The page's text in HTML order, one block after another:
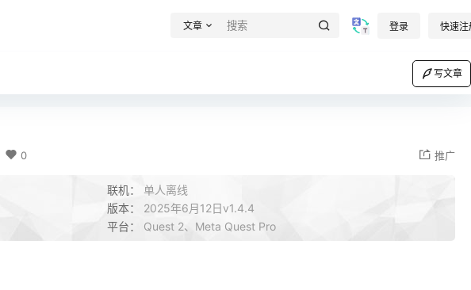
文章 登录 快速注
写文章
0 推广
联机： 单人离线
版本： 2025年6月12日v1.4.4
平台： Quest 2、Meta Quest Pro